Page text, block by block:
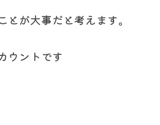
が大事だと考えます。
ウントです